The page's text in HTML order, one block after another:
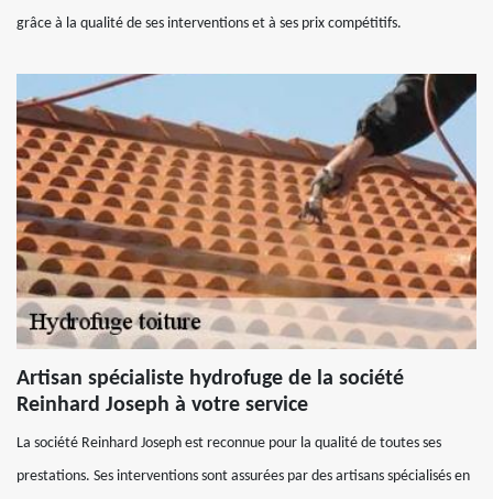
grâce à la qualité de ses interventions et à ses prix compétitifs.
Artisan spécialiste hydrofuge de la société
Reinhard Joseph à votre service
La société Reinhard Joseph est reconnue pour la qualité de toutes ses
prestations. Ses interventions sont assurées par des artisans spécialisés en